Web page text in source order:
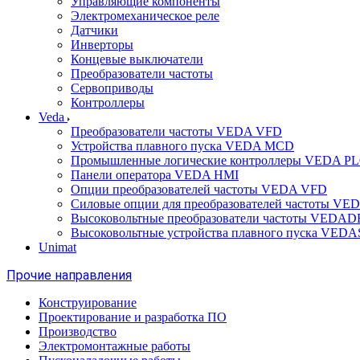
Электромеханическое реле
Датчики
Инверторы
Концевые выключатели
Преобразователи частоты
Сервоприводы
Контроллеры
Veda
Преобразователи частоты VEDA VFD
Устройства плавного пуска VEDA MCD
Промышленные логические контроллеры VEDA
Панели оператора VEDA HMI
Опции преобразователей частоты VEDA VFD
Силовые опции для преобразователей частоты
Высоковольтные преобразователи частоты
Высоковольтные устройства плавного пуска
Unimat
Прочие направления
Конструирование
Проектирование и разработка ПО
Производство
Электромонтажные работы